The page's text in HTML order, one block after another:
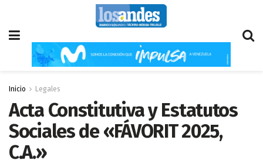
Inicio Legales
Acta Constitutiva y Estatutos
Sociales de «FÁVORIT 2025,
C.A.»